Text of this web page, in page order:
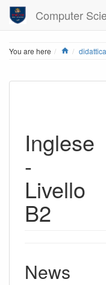
Computer
You are here Home
didattica
Inglese
-
Livello
B2
News